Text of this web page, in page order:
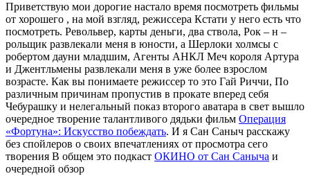
Приветствую мои дорогие настало время посмотреть фильмы
от хорошего , на мой взгляд, режиссера Кстати у него есть что
посмотреть. Револьвер, карты деньги, два ствола, Рок – н –
рольщик развлекали меня в юности, а Шерлоки холмсы с
робертом дауни младшим, Агенты АНКЛ Меч короля Артура
и Джентльмены развлекали меня в уже более взрослом
возрасте. Как вы понимаете режиссер то это Гай Риччи, По
различным причинам пропустив в прокате вперед себя
Чебурашку и нелегальный показ второго аватара в свет вышло
очередное творение талантливого дядьки фильм Операция
«Фортуна»: Искусство побеждать. И я Сан Саныч расскажу
без спойлеров о своих впечатлениях от просмотра сего
творения В общем это подкаст ОКИНО от Сан Саныча и
очередной обзор